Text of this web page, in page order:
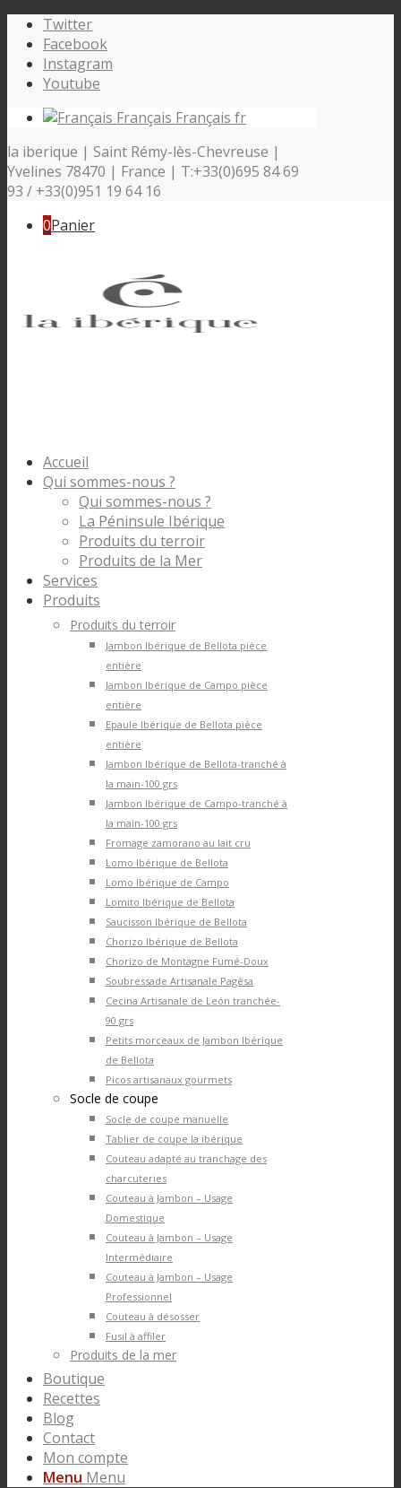
Twitter
Facebook
Instagram
Youtube
Français Français fr
la iberique | Saint Rémy-lès-Chevreuse |
Yvelines 78470 | France | T:+33(0)695 84 69
93 / +33(0)951 19 64 16
0Panier
Accueil
Qui sommes-nous ?
Qui sommes-nous ?
La Péninsule Ibérique
Produits du terroir
Produits de la Mer
Services
Produits
Produits du terroir
Jambon Ibérique de Bellota pièce
entière
Jambon Ibérique de Campo pièce
entière
Epaule Ibérique de Bellota pièce
entière
Jambon Ibérique de Bellota-tranché à
la main-100 grs
Jambon Ibérique de Campo-tranché à
la main-100 grs
Fromage zamorano au lait cru
Lomo Ibérique de Bellota
Lomo Ibérique de Campo
Lomito Ibérique de Bellota
Saucisson Ibérique de Bellota
Chorizo Ibérique de Bellota
Chorizo de Montagne Fumé-Doux
Soubressade Artisanale Pagèsa
Cecina Artisanale de León tranchée-
90 grs
Petits morceaux de Jambon Ibérique
de Bellota
Picos artisanaux gourmets
Socle de coupe
Socle de coupe manuelle
Tablier de coupe la ibérique
Couteau adapté au tranchage des
charcuteries
Couteau à Jambon – Usage
Domestique
Couteau à Jambon – Usage
Intermédiaire
Couteau à Jambon – Usage
Professionnel
Couteau à désosser
Fusil à affiler
Produits de la mer
Boutique
Recettes
Blog
Contact
Mon compte
Menu Menu